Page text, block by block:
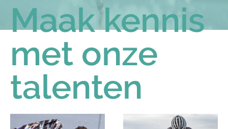
Maak kennis
met onze
talenten